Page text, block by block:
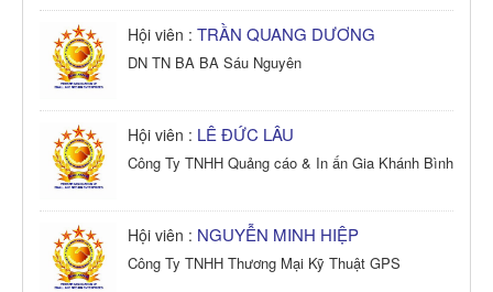
Hội viên : TRẦN QUANG DƯƠNG
DN TN BA BA Sáu Nguyên
Hội viên : LÊ ĐỨC LÂU
Công Ty TNHH Quảng cáo & In ấn Gia Khánh Bình
Hội viên : NGUYỄN MINH HIỆP
Công Ty TNHH Thương Mại Kỹ Thuật GPS